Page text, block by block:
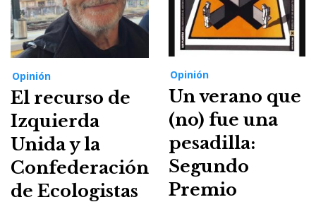
Opinión
El recurso de
Izquierda
Unida y la
Confederación
de Ecologistas
Opinión
Un verano que
(no) fue una
pesadilla:
Segundo
Premio